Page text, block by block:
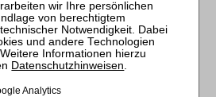
– 16 U 233/97
Datenschutzhinweisen.
Analytics